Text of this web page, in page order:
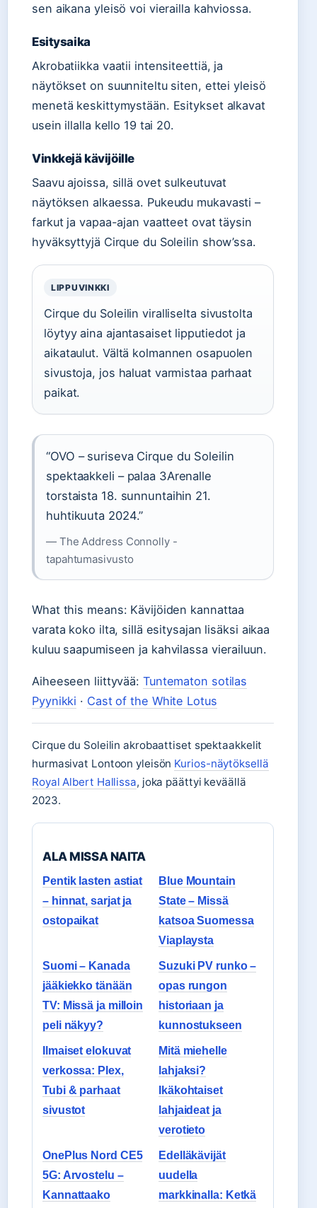
sen aikana yleisö voi vierailla kahviossa.
Esitysaika
Akrobatiikka vaatii intensiteettiä, ja
näytökset on suunniteltu siten, ettei yleisö
menetä keskittymystään. Esitykset alkavat
usein illalla kello 19 tai 20.
Vinkkejä kävijöille
Saavu ajoissa, sillä ovet sulkeutuvat
näytöksen alkaessa. Pukeudu mukavasti –
farkut ja vapaa-ajan vaatteet ovat täysin
hyväksyttyjä Cirque du Soleilin show’ssa.
LIPPUVINKKI
Cirque du Soleilin viralliselta sivustolta
löytyy aina ajantasaiset lipputiedot ja
aikataulut. Vältä kolmannen osapuolen
sivustoja, jos haluat varmistaa parhaat
paikat.
“OVO – suriseva Cirque du Soleilin
spektaakkeli – palaa 3Arenalle
torstaista 18. sunnuntaihin 21.
huhtikuuta 2024.”
— The Address Connolly -
tapahtumasivusto
What this means: Kävijöiden kannattaa
varata koko ilta, sillä esitysajan lisäksi aikaa
kuluu saapumiseen ja kahvilassa vierailuun.
Aiheeseen liittyvää: Tuntematon sotilas
Pyynikki · Cast of the White Lotus
Cirque du Soleilin akrobaattiset spektaakkelit
hurmasivat Lontoon yleisön Kurios-näytöksellä
Royal Albert Hallissa, joka päättyi keväällä
2023.
ALA MISSA NAITA
Pentik lasten astiat
– hinnat, sarjat ja
ostopaikat
Blue Mountain
State – Missä
katsoa Suomessa
Viaplaysta
Suomi – Kanada
jääkiekko tänään
TV: Missä ja milloin
peli näkyy?
Suzuki PV runko –
opas rungon
historiaan ja
kunnostukseen
Ilmaiset elokuvat
verkossa: Plex,
Tubi & parhaat
sivustot
Mitä miehelle
lahjaksi?
Ikäkohtaiset
lahjaideat ja
verotieto
OnePlus Nord CE5
5G: Arvostelu –
Kannattaako
Edelläkävijät
uudella
markkinalla: Ketkä